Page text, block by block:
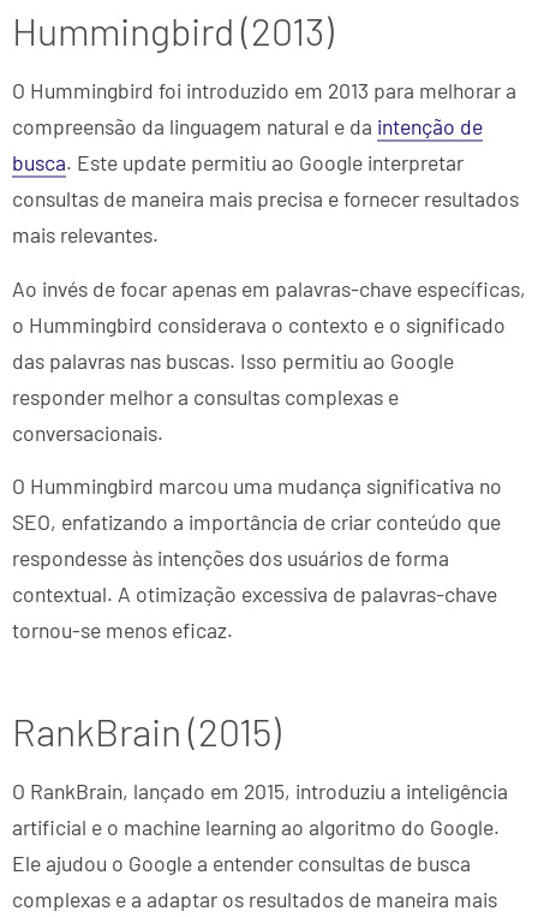
Hummingbird (2013)
O Hummingbird foi introduzido em 2013 para melhorar a
compreensão da linguagem natural e da intenção de
busca. Este update permitiu ao Google interpretar
consultas de maneira mais precisa e fornecer resultados
mais relevantes.
Ao invés de focar apenas em palavras-chave específicas,
o Hummingbird considerava o contexto e o significado
das palavras nas buscas. Isso permitiu ao Google
responder melhor a consultas complexas e
conversacionais.
O Hummingbird marcou uma mudança significativa no
SEO, enfatizando a importância de criar conteúdo que
respondesse às intenções dos usuários de forma
contextual. A otimização excessiva de palavras-chave
tornou-se menos eficaz.
RankBrain (2015)
O RankBrain, lançado em 2015, introduziu a inteligência
artificial e o machine learning ao algoritmo do Google.
Ele ajudou o Google a entender consultas de busca
complexas e a adaptar os resultados de maneira mais